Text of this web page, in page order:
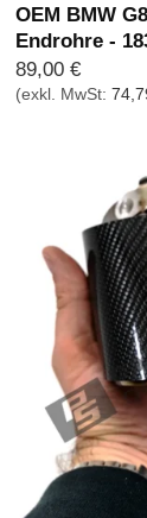
OEM BMW
Endrohre -
89,00€
(exkl. MwSt: